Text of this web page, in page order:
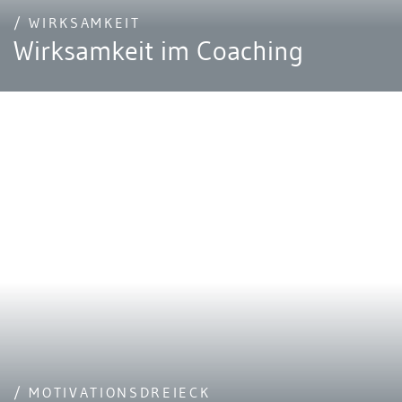
/ WIRKSAMKEIT
Wirksamkeit im Coaching
/ MOTIVATIONSDREIECK